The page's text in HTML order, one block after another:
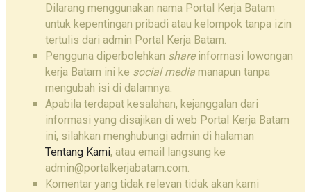
Dilarang menggunakan nama Portal Kerja Batam
untuk kepentingan pribadi atau kelompok tanpa izin
tertulis dari admin Portal Kerja Batam.
Pengguna diperbolehkan shareinformasi lowongan
kerja Batam ini ke social mediamanapun tanpa
mengubah isi di dalamnya.
Apabila terdapat kesalahan, kejanggalan dari
informasi yang disajikan di web Portal Kerja Batam
ini, silahkan menghubungi admin di halaman
Tentang Kami, atau email langsung ke
admin@portalkerjabatam.com.
Komentar yang tidak relevan tidak akan kami